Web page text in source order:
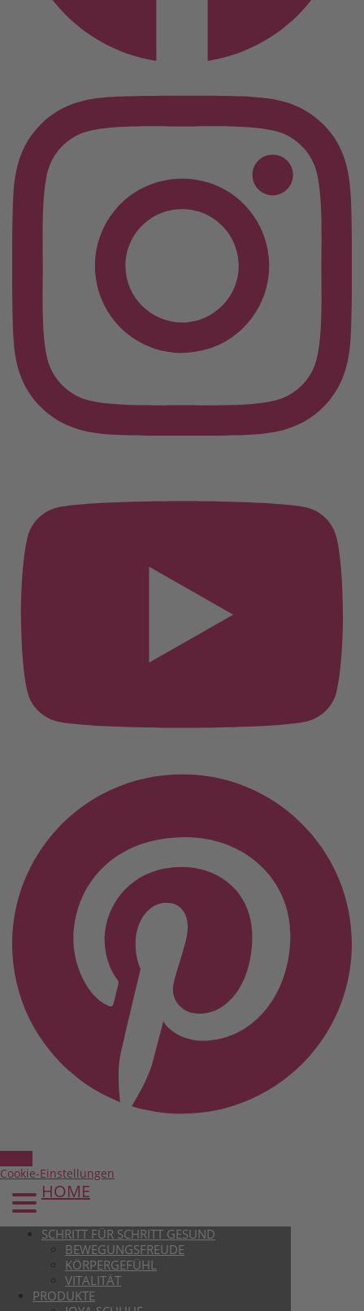
Cookie-Einstellungen
HOME
SCHRITT FÜR SCHRITT GESUND
BEWEGUNGSFREUDE
KÖRPERGEFÜHL
VITALITÄT
PRODUKTE